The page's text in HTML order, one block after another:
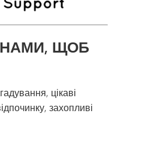
НАМИ, ЩОБ
цікаві
захопливі